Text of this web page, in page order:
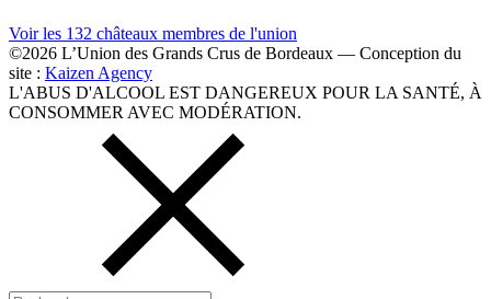
Voir les 132 châteaux membres de l'union
©2026 L’Union des Grands Crus de Bordeaux — Conception du
site : Kaizen Agency
L'ABUS D'ALCOOL EST DANGEREUX POUR LA SANTÉ, À
CONSOMMER AVEC MODÉRATION.